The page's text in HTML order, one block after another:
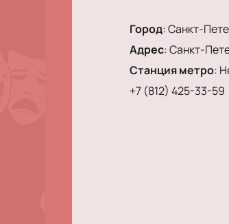
Город:Санкт-
Адрес:Санкт-
Станция метро:
+7 (812) 425-33-59